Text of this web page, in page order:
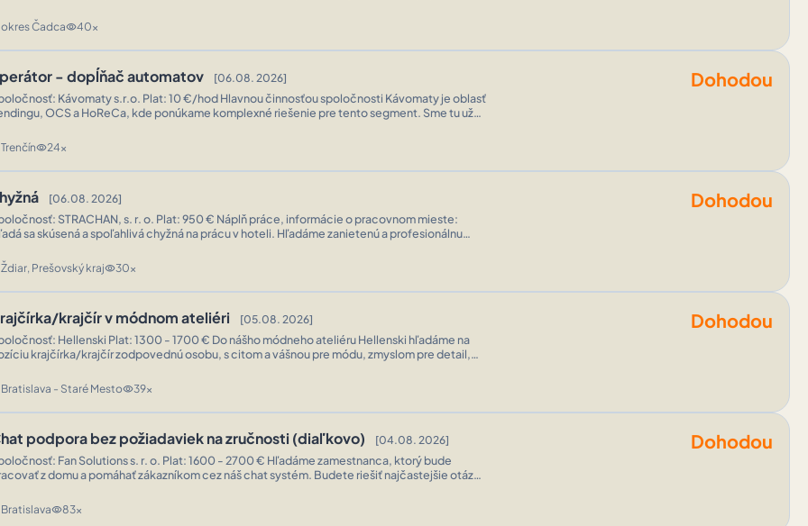
vlastný pracovný čas neváhaj...
okres Čadcavisibility40x
- dopĺňač automatov [06.08. 2026] Dohodou
Kávomaty s.r.o. Plat: 10 €/hod Hlavnou činnosťou spoločnosti Kávomaty je oblasť
OCS a HoReCa, kde ponúkame komplexné riešenie pre tento segment. Sme tu už
sme najväčší, ale o to sme rodinnejší. Nevá...
Trenčínvisibility24x
[06.08. 2026] Dohodou
STRACHAN, s. r. o. Plat: 950 € Náplň práce, informácie o pracovnom mieste:
sa skúsená a spoľahlivá chyžná na prácu v hoteli. Hľadáme zanietenú a profesionálnu
skvelých zážitkov pre našich hostí, sme...
Ždiar, Prešovský krajvisibility30x
krajčír v módnom ateliéri [05.08. 2026] Dohodou
Hellenski Plat: 1300 - 1700 € Do nášho módneho ateliéru Hellenski hľadáme na
krajčírka/krajčír zodpovednú osobu, s citom a vášnou pre módu, zmyslom pre detail,
ako aj šitie do kolekcie zahŕňa odevy...
Bratislava - Staré Mestovisibility39x
podpora bez požiadaviek na zručnosti (diaľkovo) [04.08. 2026] Dohodou
Fan Solutions s. r. o. Plat: 1600 - 2700 € Hľadáme zamestnanca, ktorý bude
z domu a pomáhať zákazníkom cez náš chat systém. Budete riešiť najčastejšie otázky
ich eskalovať na ďalšiu úroveň podpory. Poskytneme školenie...
Bratislavavisibility83x